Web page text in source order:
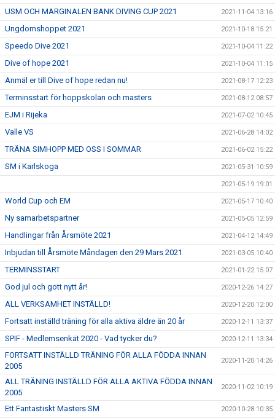
USM OCH MARGINALEN BANK DIVING CUP 2021 2021-11-04 13:16
Ungdomshoppet 2021 2021-10-18 15:21
Speedo Dive 2021 2021-10-04 11:22
Dive of hope 2021 2021-10-04 11:15
Anmäl er till Dive of hope redan nu! 2021-08-17 12:23
Terminsstart för hoppskolan och masters 2021-08-12 08:57
EJM i Rijeka 2021-07-02 10:45
Valle VS 2021-06-28 14:02
TRÄNA SIMHOPP MED OSS I SOMMAR 2021-06-02 15:22
SM i Karlskoga 2021-05-31 10:59
2021-05-19 19:01
World Cup och EM 2021-05-17 10:40
Ny samarbetspartner 2021-05-05 12:59
Handlingar från Årsmöte 2021 2021-04-12 14:49
Inbjudan till Årsmöte Måndagen den 29 Mars 2021 2021-03-05 10:40
TERMINSSTART 2021-01-22 15:07
God jul och gott nytt år! 2020-12-26 14:27
ALL VERKSAMHET INSTÄLLD! 2020-12-20 12:00
Fortsatt inställd träning för alla aktiva äldre än 20 år 2020-12-11 13:37
SPIF - Medlemsenkät 2020 - Vad tycker du? 2020-12-11 13:34
FORTSATT INSTÄLLD TRÄNING FÖR ALLA FÖDDA INNAN
2005
2020-11-20 14:26
ALL TRÄNING INSTÄLLD FÖR ALLA AKTIVA FÖDDA INNAN
2005
2020-11-02 10:19
Ett Fantastiskt Masters SM 2020-10-28 10:35